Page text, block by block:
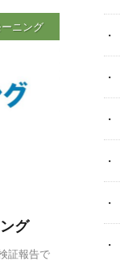
ニング
グ
証報告で